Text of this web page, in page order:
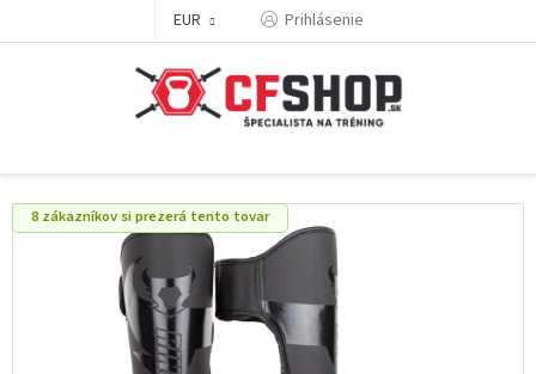
EUR Prihlásenie